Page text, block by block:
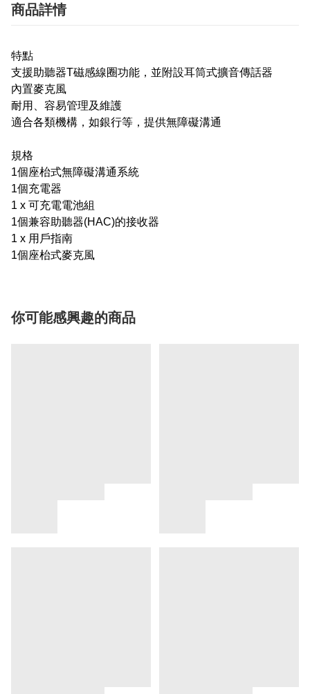
商品詳情
特點
支援助聽器T磁感線圈功能，並附設耳筒式擴音傳話器
內置麥克風
耐用、容易管理及維護
適合各類機構，如銀行等，提供無障礙溝通
規格
1個座枱式無障礙溝通系統
1個充電器
1 x 可充電電池組
1個兼容助聽器(HAC)的接收器
1 x 用戶指南
1個座枱式麥克風
你可能感興趣的商品